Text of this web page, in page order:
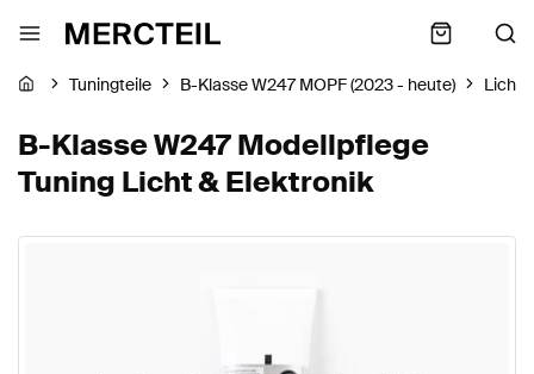
Tuningteile B-Klasse W247 MOPF (2023 - heute) Licht
B-Klasse W247 Modellpflege
Tuning Licht & Elektronik